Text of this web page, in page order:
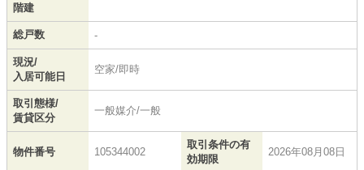
階建
総戸数 -
現況/
入居可能日
空家/即時
取引態様/
賃貸区分
一般媒介/一般
物件番号 105344002
取引条件の有
効期限
2026年08月08日